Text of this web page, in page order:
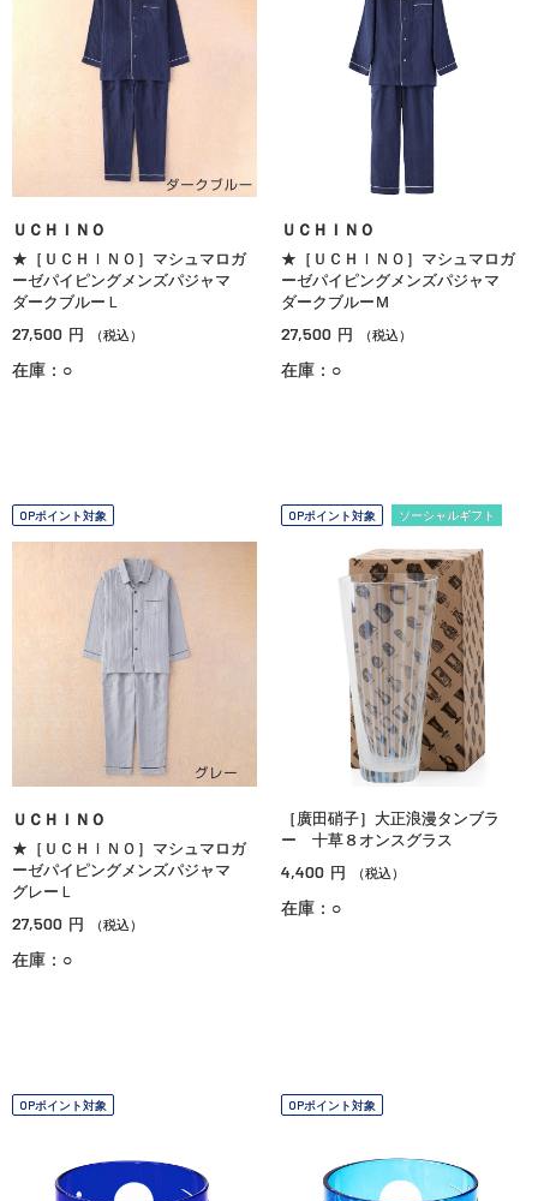
ＵＣＨＩＮＯ
★［ＵＣＨＩＮＯ］マシュマロガ
ーゼパイピングメンズパジャマ
ダークブルーＬ
27,500 円 （税込）
在庫：○
ＵＣＨＩＮＯ
★［ＵＣＨＩＮＯ］マシュマロガ
ーゼパイピングメンズパジャマ
ダークブルーＭ
27,500 円 （税込）
在庫：○
OPポイント対象
ＵＣＨＩＮＯ
★［ＵＣＨＩＮＯ］マシュマロガ
ーゼパイピングメンズパジャマ
グレーＬ
27,500 円 （税込）
在庫：○
OPポイント対象 ソーシャルギフト
［廣田硝子］大正浪漫タンブラ
ー 十草８オンスグラス
4,400 円 （税込）
在庫：○
OPポイント対象 OPポイント対象